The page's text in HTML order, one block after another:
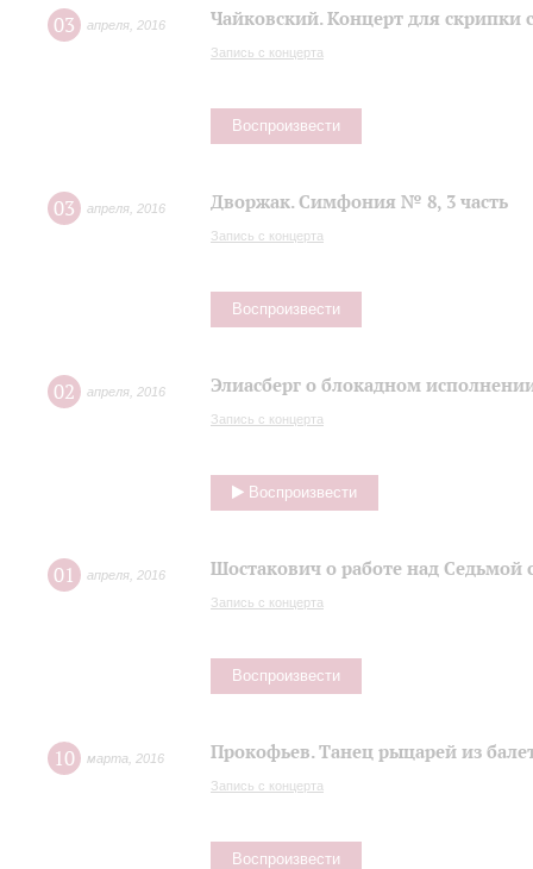
03 апреля 2016 Чайковский. Концерт для скрипки
Запись с концерта
Воспроизвести
03 апреля 2016 Дворжак. Симфония № 8, 3 часть
Запись с концерта
Воспроизвести
02 апреля 2016 Элиасберг о блокадном
Запись с концерта
Воспроизвести
01 апреля 2016 Шостакович о работе над
Запись с концерта
Воспроизвести
10 марта 2016 Прокофьев. Танец рыцарей из
Запись с концерта
Воспроизвести